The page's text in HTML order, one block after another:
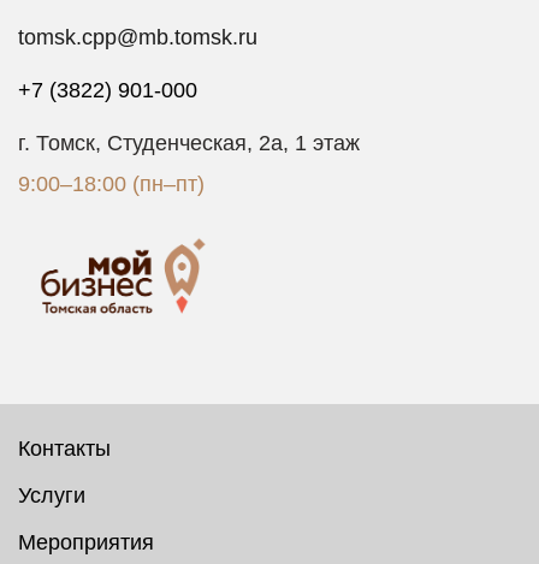
tomsk.cpp@mb.tomsk.ru
+7 (3822) 901-000
г. Томск, Студенческая, 2а, 1 этаж
9:00–18:00 (пн–пт)
Контакты
Услуги
Мероприятия